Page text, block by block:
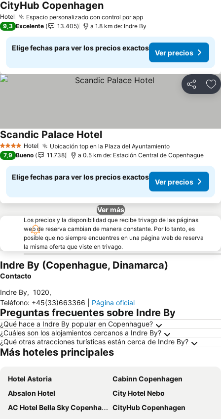
Hotel Espacio personalizado con control por appVer precios
CityHub CopenhagenVer precios
9,3 Excelente 13.405 a 1.8 km de: Indre By
Elige fechas para ver los precios exactos
Ver precios
Compartir
4 EstrellasHotel Ubicación top en la Plaza del AyuntamientoVer precios
Scandic Palace HotelVer precios
7,9 Bueno 11.738 a 0.5 km de: Estación Central de Copenhague
Elige fechas para ver los precios exactos
Ver precios
Ver más
Los precios y la disponibilidad que recibe trivago de las páginas
web de reserva cambian de manera constante. Por lo tanto, es
posible que no siempre encuentres en una página web de reserva
la misma oferta que viste en trivago.
Indre By (Copenhague, Dinamarca)
Contacto
Indre By, 1020,
Teléfono: +45(33)663366 Página oficial
Preguntas frecuentes sobre Indre By
¿Qué hace a Indre By popular en Copenhague?
¿Cuáles son los alojamientos cercanos a Indre By?
¿Qué otras atracciones turísticas están cerca de Indre By?
Más hoteles principales
Hotel Astoria
Cabinn Copenhagen
Absalon Hotel
City Hotel Nebo
AC Hotel Bella Sky Copenhagen
CityHub Copenhagen